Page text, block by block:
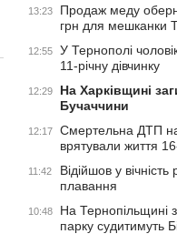
13:23
Продаж меду
грн для мешканки
12:55
У Тернополі
11-річну дівчинку
12:29
На Харківщині
Бучаччини
12:17
Смертельна ДТП
врятували життя
11:42
Відійшов у
плавання
10:48
На Тернопільщині
парку судитимуть